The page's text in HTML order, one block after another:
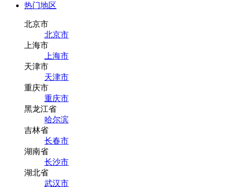
热门地区
北京市
北京市
上海市
上海市
天津市
天津市
重庆市
重庆市
黑龙江省
哈尔滨
吉林省
长春市
湖南省
长沙市
湖北省
武汉市